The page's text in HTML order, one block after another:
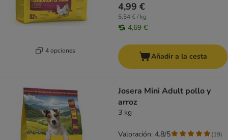
4 opciones
4,99 €
5,54 € / kg
4,69 €
Añadir a la cesta
Josera Mini Adult pollo y
arroz
3 kg
Valoración: 4.8/5 (19)